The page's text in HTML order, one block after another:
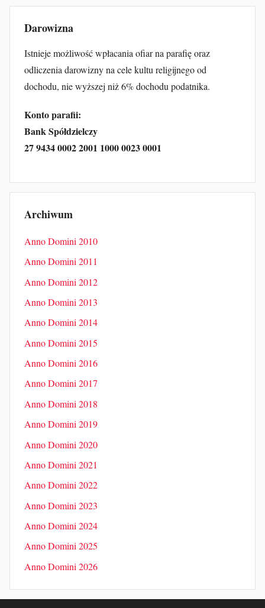
Darowizna
Istnieje możliwość wpłacania ofiar na parafię oraz
odliczenia darowizny na cele kultu religijnego od
dochodu, nie wyższej niż 6% dochodu podatnika.
Konto parafii:
Bank Spółdzielczy
27 9434 0002 2001 1000 0023 0001
Archiwum
Anno Domini 2010
Anno Domini 2011
Anno Domini 2012
Anno Domini 2013
Anno Domini 2014
Anno Domini 2015
Anno Domini 2016
Anno Domini 2017
Anno Domini 2018
Anno Domini 2019
Anno Domini 2020
Anno Domini 2021
Anno Domini 2022
Anno Domini 2023
Anno Domini 2024
Anno Domini 2025
Anno Domini 2026